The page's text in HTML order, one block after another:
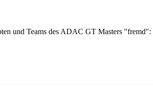
und Teams des ADAC GT Masters